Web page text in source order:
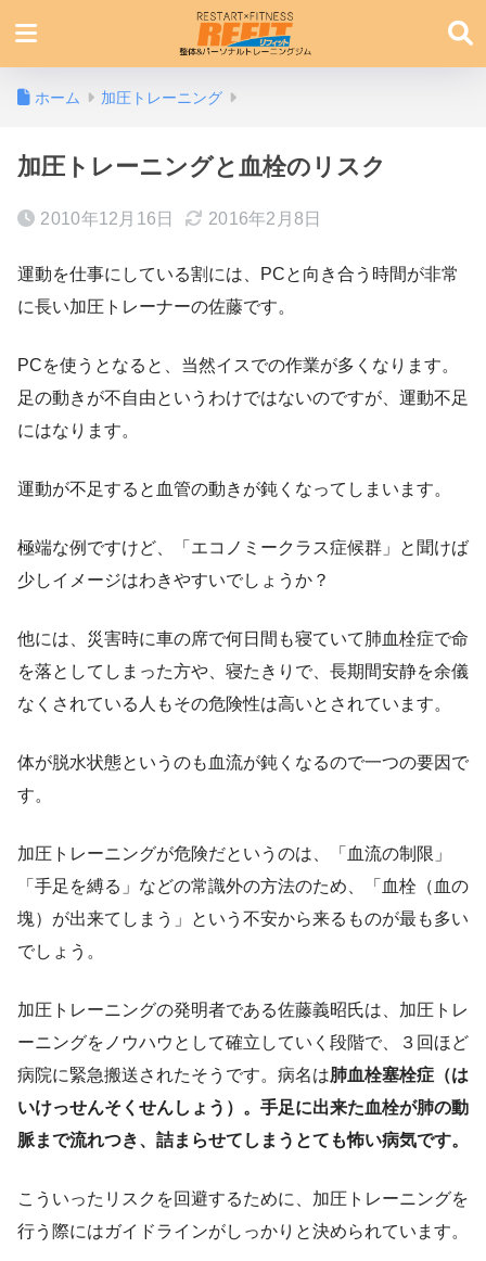
ホーム 加圧トレーニング
加圧トレーニングと血栓のリスク
2010年12月16日 2016年2月8日
運動を仕事にしている割には、PCと向き合う時間が非常
に長い加圧トレーナーの佐藤です。
PCを使うとなると、当然イスでの作業が多くなります。
足の動きが不自由というわけではないのですが、運動不足
にはなります。
運動が不足すると血管の動きが鈍くなってしまいます。
極端な例ですけど、「エコノミークラス症候群」と聞けば
少しイメージはわきやすいでしょうか？
他には、災害時に車の席で何日間も寝ていて肺血栓症で命
を落としてしまった方や、寝たきりで、長期間安静を余儀
なくされている人もその危険性は高いとされています。
体が脱水状態というのも血流が鈍くなるので一つの要因で
す。
加圧トレーニングが危険だというのは、「血流の制限」
「手足を縛る」などの常識外の方法のため、「血栓（血の
塊）が出来てしまう」という不安から来るものが最も多い
でしょう。
加圧トレーニングの発明者である佐藤義昭氏は、加圧トレ
ーニングをノウハウとして確立していく段階で、３回ほど
病院に緊急搬送されたそうです。病名は肺血栓塞栓症（は
いけっせんそくせんしょう）。手足に出来た血栓が肺の動
脈まで流れつき、詰まらせてしまうとても怖い病気です。
こういったリスクを回避するために、加圧トレーニングを
行う際にはガイドラインがしっかりと決められています。